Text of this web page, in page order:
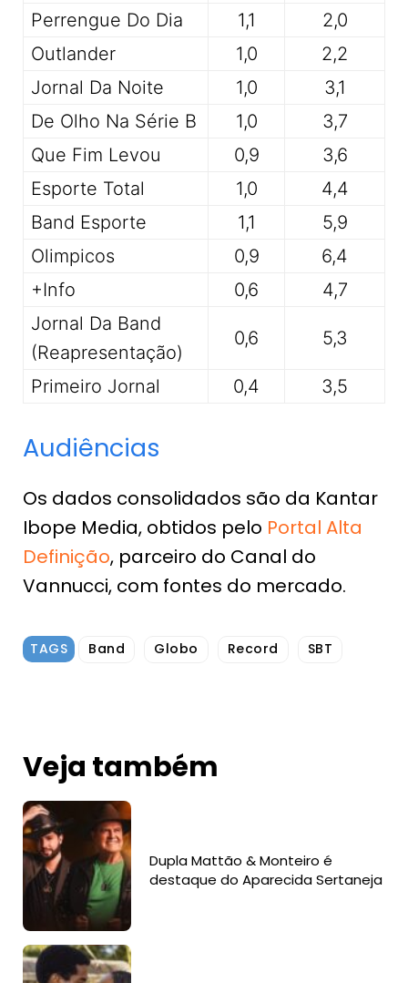
Perrengue Do Dia
1,1
2,0
Outlander
1,0
2,2
Jornal Da Noite
1,0
3,1
De Olho Na Série B
1,0
3,7
Que Fim Levou
0,9
3,6
Esporte Total
1,0
4,4
Band Esporte
1,1
5,9
Olimpicos
0,9
6,4
+Info
0,6
4,7
Jornal Da Band
(Reapresentação)
0,6 5,3
Primeiro Jornal 0,4 3,5
Audiências
Os dados consolidados são da Kantar
Ibope Media, obtidos pelo Portal Alta
Definição, parceiro do Canal do
Vannucci, com fontes do mercado.
TAGS Band Globo Record SBT
Veja também
Dupla Mattão & Monteiro é
destaque do Aparecida Sertaneja